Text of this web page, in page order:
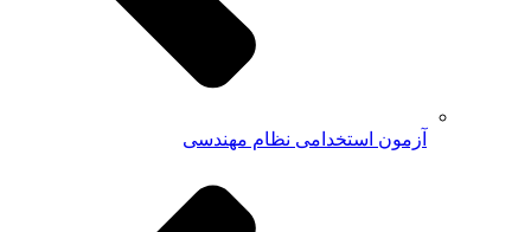
آزمون استخدامی نظام مهندسی